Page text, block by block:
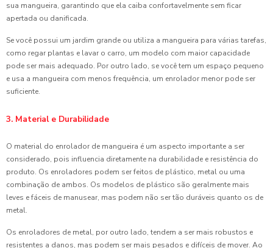
sua mangueira, garantindo que ela caiba confortavelmente sem ficar
apertada ou danificada.
Se você possui um jardim grande ou utiliza a mangueira para várias tarefas,
como regar plantas e lavar o carro, um modelo com maior capacidade
pode ser mais adequado. Por outro lado, se você tem um espaço pequeno
e usa a mangueira com menos frequência, um enrolador menor pode ser
suficiente.
3. Material e Durabilidade
O material do enrolador de mangueira é um aspecto importante a ser
considerado, pois influencia diretamente na durabilidade e resistência do
produto. Os enroladores podem ser feitos de plástico, metal ou uma
combinação de ambos. Os modelos de plástico são geralmente mais
leves e fáceis de manusear, mas podem não ser tão duráveis quanto os de
metal.
Os enroladores de metal, por outro lado, tendem a ser mais robustos e
resistentes a danos, mas podem ser mais pesados e difíceis de mover. Ao